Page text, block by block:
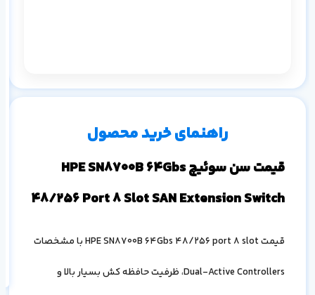
۳ ماه ۶ ماه
راهنمای خرید محصول
قیمت سن سوئیچ HPE SN8700B 64Gbs
48/256 Port 8 Slot SAN Extension Switch
قیمتHPE SN8700B 64Gbs 48/256 port 8 slotبا مشخصات
Dual-Active Controllers، ظرفیت حافظه کش بسیار بالا و